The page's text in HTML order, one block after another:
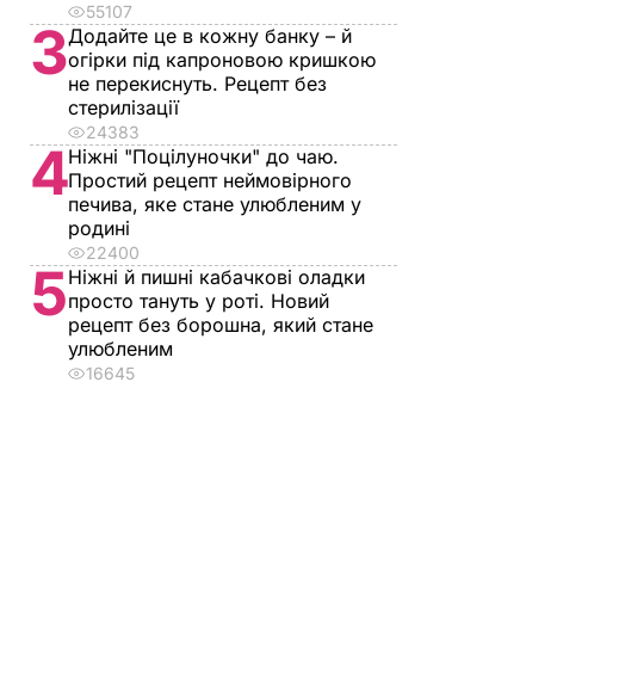
55107
3Додайте це в кожну банку – й
огірки під капроновою кришкою
не перекиснуть. Рецепт без
стерилізації
24383
4Ніжні "Поцілуночки" до чаю.
Простий рецепт неймовірного
печива, яке стане улюбленим у
родині
22400
5Ніжні й пишні кабачкові оладки
просто тануть у роті. Новий
рецепт без борошна, який стане
улюбленим
16645